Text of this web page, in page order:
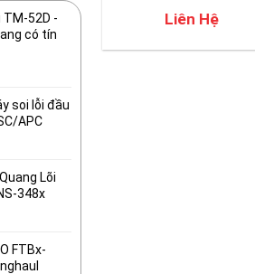
TM-52D -
có tín
soi lỗi đầu
APC
Lõi
348x
FTBx-
Liên Hệ